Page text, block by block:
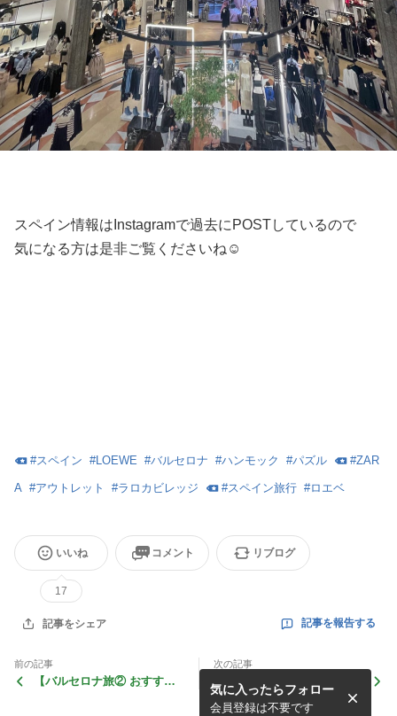
スペイン情報はInstagramで過去にPOSTしているので
気になる方は是非ご覧くださいね☺︎
#スペイン #LOEWE #バルセロナ #ハンモック #パズル #ZAR
A #アウトレット #ラロカビレッジ #スペイン旅行 #ロエベ
いいね
17
コメント リブログ
記事をシェア 記事を報告する
前の記事
【バルセロナ旅② おすすめ
次の記事
NEWブログスタート！スペ
イン編
気に入ったらフォロー
会員登録は不要です